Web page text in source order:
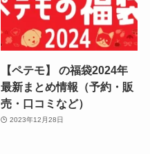
【ペテモ】 の福袋2024年
最新まとめ情報（予約・販
売・口コミなど）
2023年12月28日